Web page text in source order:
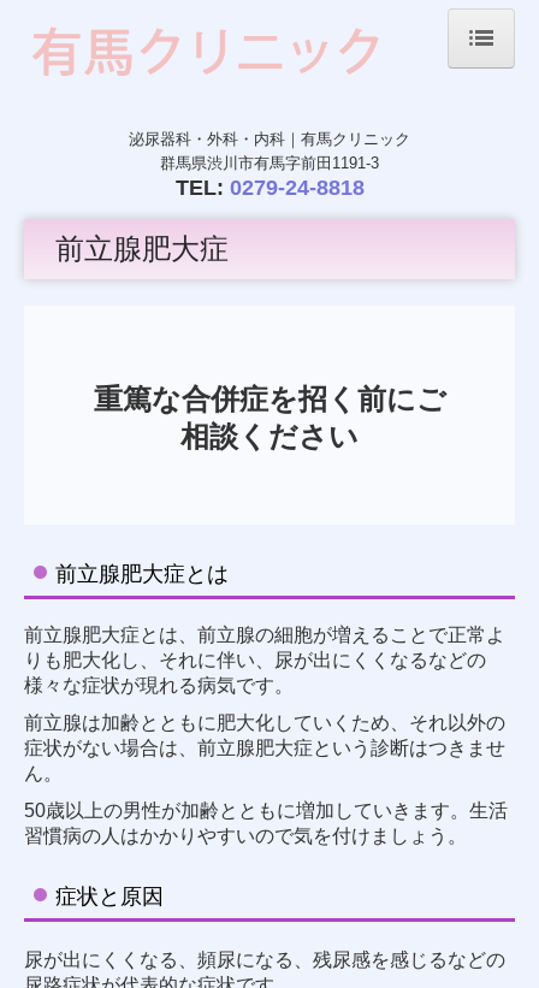
生活習慣病
泌尿器科
過活動膀胱
泌尿器科・外科・内科｜ 有馬クリニック
群馬県渋川市有馬字前田1191-3
TEL: 0279-24-8818
前立腺肥大症
重篤な合併症を招く前にご
相談ください
前立腺肥大症とは
前立腺肥大症とは、前立腺の細胞が増えることで正常よ
りも肥大化し、それに伴い、尿が出にくくなるなどの
様々な症状が現れる病気です。
前立腺は加齢とともに肥大化していくため、それ以外の
症状がない場合は、前立腺肥大症という診断はつきませ
ん。
50歳以上の男性が加齢とともに増加していきます。生活
習慣病の人はかかりやすいので気を付けましょう。
症状と原因
尿が出にくくなる、頻尿になる、残尿感を感じるなどの